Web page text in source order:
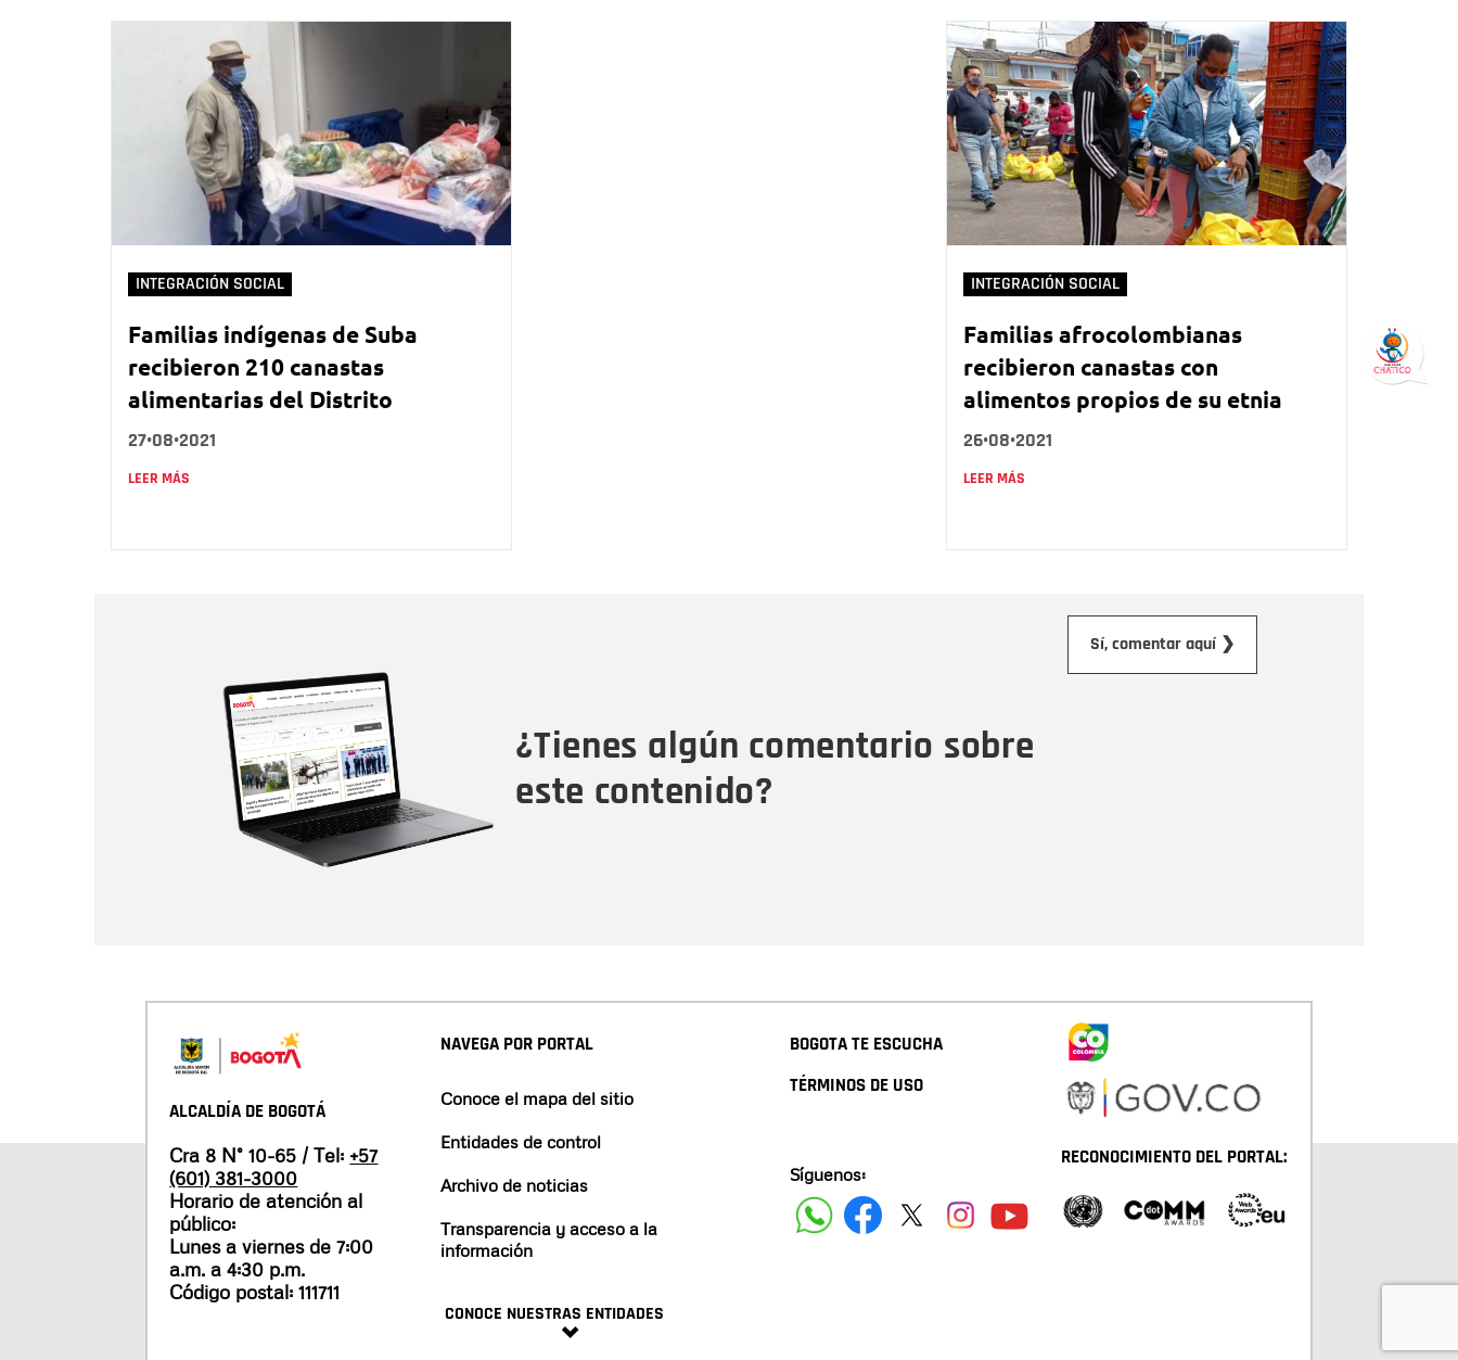
INTEGRACIÓN SOCIAL
Familias indígenas de Suba
recibieron 210 canastas
alimentarias del Distrito
27•08•2021
LEER MÁS
INTEGRACIÓN SOCIAL
Familias afrocolombianas
recibieron canastas con
alimentos propios de su etnia
26•08•2021
LEER MÁS
¿Tienes algún comentario sobre
este contenido?
Sí, comentar aquí ❯
ALCALDÍA DE BOGOTÁ
Cra 8 N° 10-65 / Tel: +57
(601) 381-3000
Horario de atención al
público:
Lunes a viernes de 7:00
a.m. a 4:30 p.m.
Código postal: 111711
NAVEGA POR PORTAL
Conoce el mapa del sitio
Entidades de control
Archivo de noticias
Transparencia y acceso a la
información
CONOCE NUESTRAS ENTIDADES
BOGOTA TE ESCUCHA
TÉRMINOS DE USO
Síguenos:
RECONOCIMIENTO DEL PORTAL: